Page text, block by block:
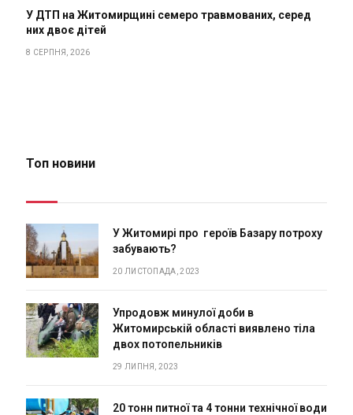
У ДТП на Житомирщині семеро травмованих, серед
них двоє дітей
8 СЕРПНЯ, 2026
Топ новини
У Житомирі про героїв Базару потроху
забувають?
20 ЛИСТОПАДА, 2023
Упродовж минулої доби в
Житомирській області виявлено тіла
двох потопельників
29 ЛИПНЯ, 2023
20 тонн питної та 4 тонни технічної води